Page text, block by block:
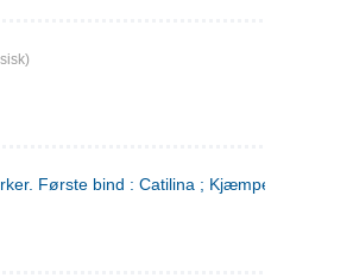
Første bind : Catilina ; Kjæmpehøien ;